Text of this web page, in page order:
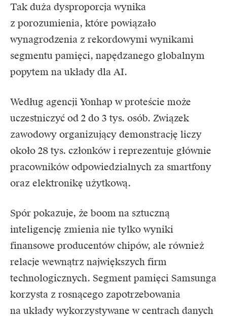
Tak duża dysproporcja wynika
z porozumienia, które powiązało
wynagrodzenia z rekordowymi wynikami
segmentu pamięci, napędzanego globalnym
popytem na układy dla AI.
Według agencji Yonhap w proteście może
uczestniczyć od 2 do 3 tys. osób. Związek
zawodowy organizujący demonstrację liczy
około 28 tys. członków i reprezentuje głównie
pracowników odpowiedzialnych za smartfony
oraz elektronikę użytkową.
Spór pokazuje, że boom na sztuczną
inteligencję zmienia nie tylko wyniki
finansowe producentów chipów, ale również
relacje wewnątrz największych firm
technologicznych. Segment pamięci Samsunga
korzysta z rosnącego zapotrzebowania
na układy wykorzystywane w centrach danych